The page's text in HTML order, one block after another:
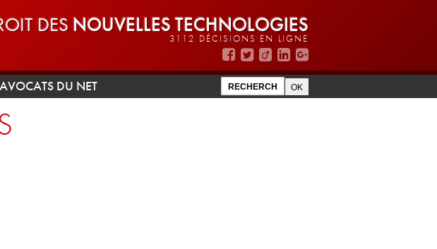
DES NOUVELLES TECHNOLOGIES
3112 DÉCISIONS EN LIGNE
DU NET